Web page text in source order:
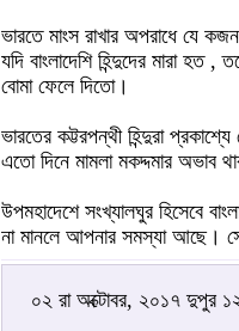
ভারতে মাংস রাখার অপরাধে যে
যদি বাংলাদেশি হিন্দুদের মারা হত ,
বোমা ফেলে দিতো।
ভারতের কট্টরপন্থী হিন্দুরা
এতো দিনে মামলা মকদ্দমার অভাব
উপমহাদেশে সংখ্যালঘুর হিসেবে
না মানলে আপনার সমস্যা আছে।
০২ রা অক্টোবর, ২০১৭ দুপুর